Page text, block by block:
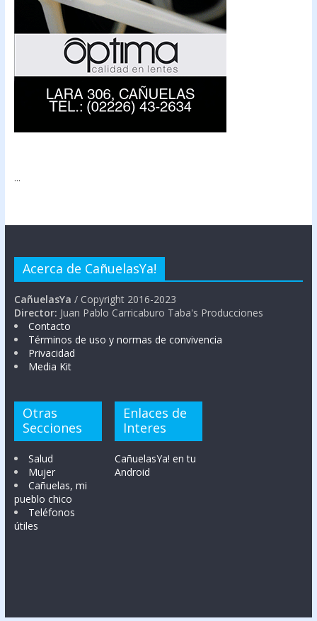
...
Acerca de CañuelasYa!
CañuelasYa / Copyright 2016-2023
Director: Juan Pablo Carricaburo Taba's Producciones
Contacto
Términos de uso y normas de convivencia
Privacidad
Media Kit
Otras
Secciones
Salud
Mujer
Cañuelas, mi
pueblo chico
Teléfonos
útiles
Enlaces de
Interes
CañuelasYa! en tu
Android